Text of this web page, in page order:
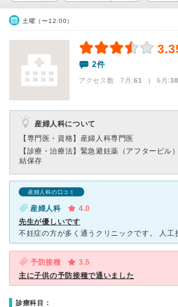
土曜（〜12:00）
2件
アクセス数 7月:61 | 6月:38
産婦人科について
【専門医・資格】 産婦人科専門医
【診療・治療法】 緊急避妊薬（アフターピル
結保存
産婦人科の口コミ
産婦人科
4.0
先生が優しいです
予防接種
3.5
主に子供の予防接種で通いました
診療科目：